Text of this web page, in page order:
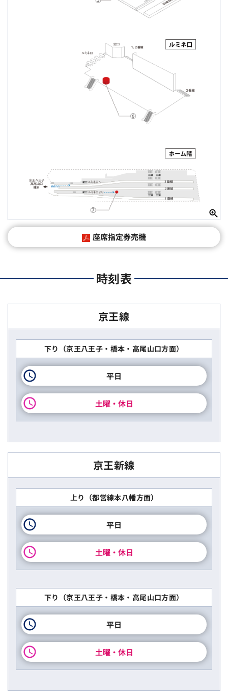
座席指定券売機
時刻表
京王線
下り（京王八王子・橋本・高尾山口方面）
平日
土曜・休日
京王新線
上り（都営線本八幡方面）
平日
土曜・休日
下り（京王八王子・橋本・高尾山口方面）
平日
土曜・休日